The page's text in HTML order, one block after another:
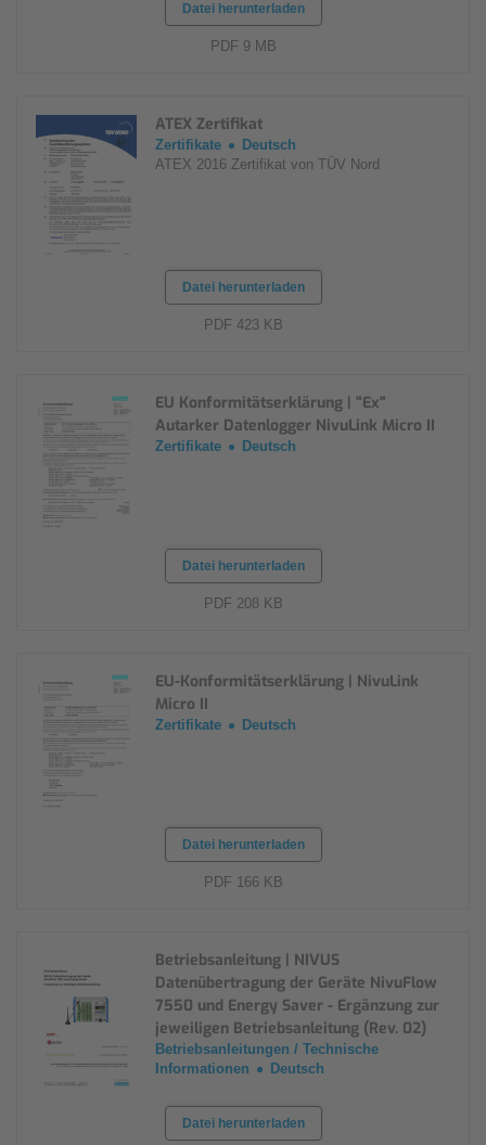
Datei herunterladen
PDF 9 MB
ATEX Zertifikat
Zertifikate
Deutsch
ATEX 2016 Zertifikat von TÜV Nord
Datei herunterladen
PDF 423 KB
EU Konformitätserklärung | "Ex"
Autarker Datenlogger NivuLink Micro II
Zertifikate Deutsch
Datei herunterladen
PDF 208 KB
EU-Konformitätserklärung | NivuLink
Micro II
Zertifikate Deutsch
Datei herunterladen
PDF 166 KB
Betriebsanleitung | NIVUS
Datenübertragung der Geräte NivuFlow
7550 und Energy Saver - Ergänzung zur
jeweiligen Betriebsanleitung (Rev. 02)
Betriebsanleitungen / Technische
Informationen
Deutsch
Datei herunterladen